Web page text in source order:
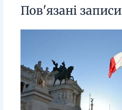
Пов'язані записи